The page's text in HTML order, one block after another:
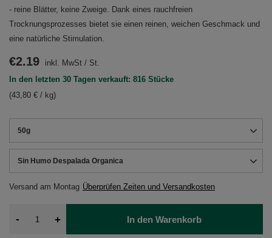
- reine Blätter, keine Zweige. Dank eines rauchfreien
Trocknungsprozesses bietet sie einen reinen, weichen Geschmack und
eine natürliche Stimulation.
50g
Sin Humo Despalada Organica
Versand am Montag Überprüfen Zeiten und Versandkosten
€2.19 inkl. MwSt / St.
In den letzten 30 Tagen verkauft: 816 Stücke
(43,80 € / kg)
- + In den Warenkorb